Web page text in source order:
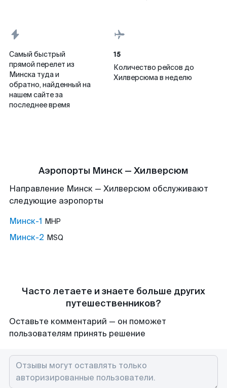
Самый быстрый
прямой перелет из
Минска туда и
обратно, найденный на
нашем сайте за
последнее время
15
Количество рейсов до
Хилверсюма в неделю
Аэропорты Минск — Хилверсюм
Направление Минск — Хилверсюм обслуживают
следующие аэропорты
Минск-1 MHP
Минск-2 MSQ
Часто летаете и знаете больше других
путешественников?
Оставьте комментарий — он поможет
пользователям принять решение